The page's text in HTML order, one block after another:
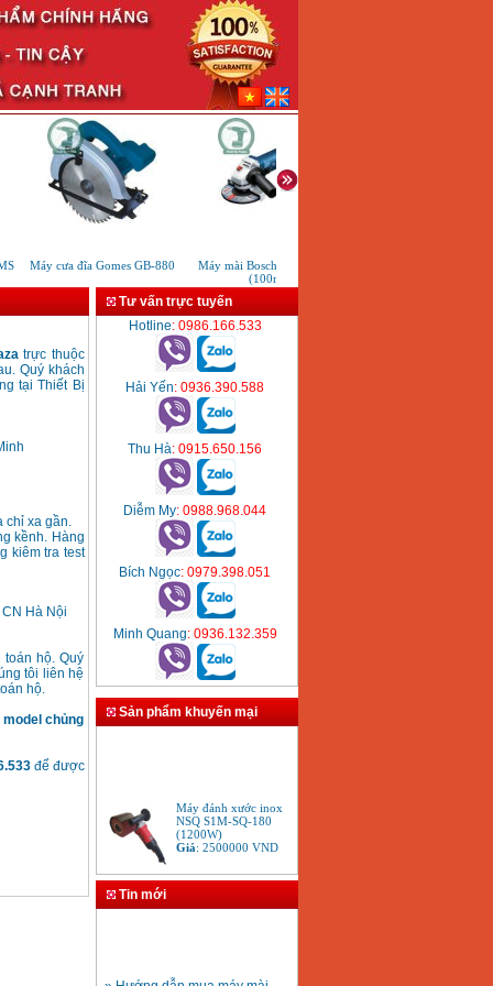
Máy cưa đĩa Gomes GB-880
Máy mài Bosch GWS 7-100T
(100mm)
trực thuộc
Quý khách
tại Thiết Bị
chỉ xa gần.
kềnh. Hàng
kiêm tra test
Hà Nội
hộ. Quý
tôi liên hệ
hộ.
chủng
để được
Tư vấn trực tuyến
Hotline: 0986.166.533
Hải Yến: 0936.390.588
Thu Hà: 0915.650.156
Diễm My: 0988.968.044
Bích Ngọc: 0979.398.051
Minh Quang: 0936.132.359
Sản phẩm khuyến mại
NSQ S1M-SQ-180
(1200W)
Giá:2500000
6-100S (100mm)
Tin mới
» Hướng dẫn mua máy mài